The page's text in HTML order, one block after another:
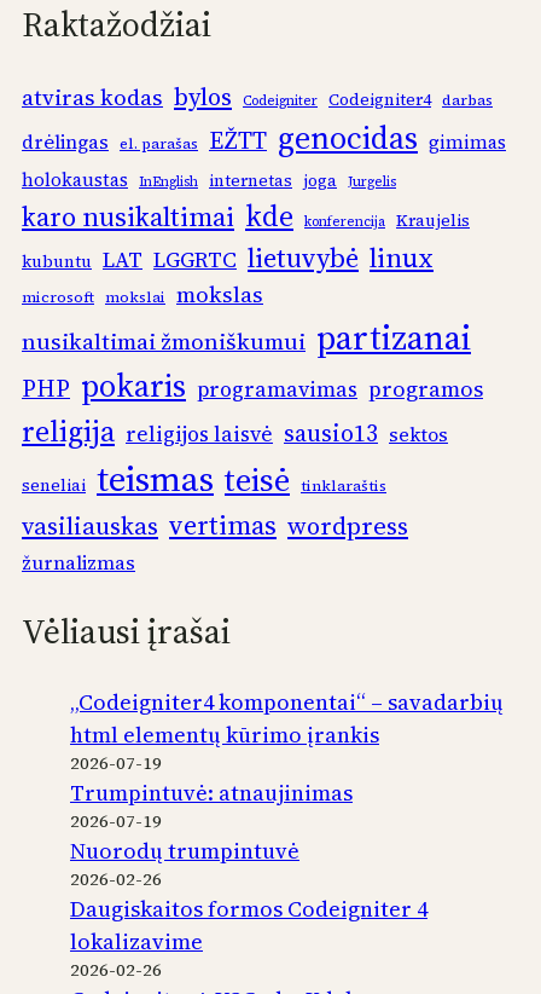
Raktažodžiai
atviras kodas bylos Codeigniter Codeigniter4 darbas
drėlingas el. parašas EŽTT genocidas gimimas
holokaustas
InEnglish internetas joga Jurgelis
karo nusikaltimai kde konferencija Kraujelis
kubuntu LAT LGGRTC lietuvybė linux
microsoft mokslai mokslas
nusikaltimai žmoniškumui partizanai
PHP pokaris programavimas programos
religija religijos laisvė sausio13 sektos
seneliai teismas teisė tinklaraštis
vasiliauskas vertimas wordpress
žurnalizmas
Vėliausi įrašai
„Codeigniter4 komponentai“ – savadarbių
html elementų kūrimo įrankis
2026-07-19
Trumpintuvė: atnaujinimas
2026-07-19
Nuorodų trumpintuvė
2026-02-26
Daugiskaitos formos Codeigniter 4
lokalizavime
2026-02-26